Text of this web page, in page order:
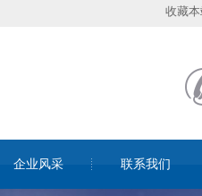
收藏
企业风采 联系我们